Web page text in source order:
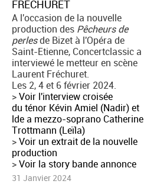
FRÉCHURET
A l'occasion de la nouvelle
production des Pêcheurs de
perlesde Bizet à l'Opéra de
Saint-Etienne, Concertclassic a
interviewé le metteur en scène
Laurent Fréchuret.
Les 2, 4 et 6 février 2024.
>Voir l'interview croisée
du ténor Kévin Amiel (Nadir) et
lde a mezzo-soprano Catherine
Trottmann (Leïla)
>Voir un extrait de la nouvelle
production
>Voir la story bande annonce
31 Janvier 2024